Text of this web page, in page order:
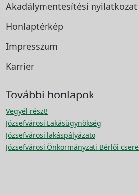
Akadálymentesítési nyilatkozat
Honlaptérkép
Impresszum
Karrier
További honlapok
Vegyél részt!
Józsefvárosi Lakásügynökség
Józsefvárosi lakáspályázato
Józsefvárosi Önkormányzati Bérlői csere